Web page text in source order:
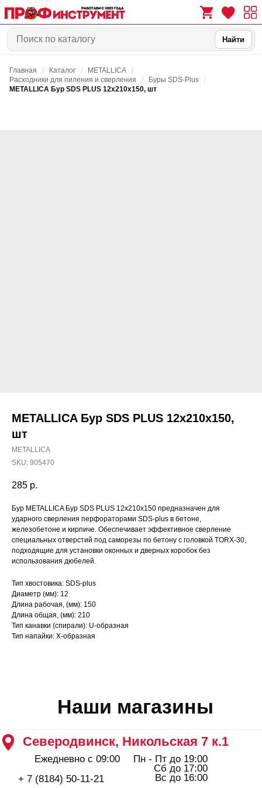
0
Найти
Главная / Каталог / METALLICA
/
Расходники для пиления и сверления
/ Буры SDS-Plus
/
METALLICA Бур SDS PLUS 12х210х150, шт
METALLICA Бур SDS PLUS 12х210х150,
шт
METALLICA
SKU: 905470
285 р.
Бур METALLICA Бур SDS PLUS 12х210х150 предназначен для
ударного сверления перфораторами SDS-plus в бетоне,
железобетоне и кирпиче. Обеспечивает эффективное сверление
специальных отверстий под саморезы по бетону с головкой TORX-30,
подходящие для установки оконных и дверных коробок без
использования дюбелей.
Тип хвостовика: SDS-plus
Диаметр (мм): 12
Длина рабочая, (мм): 150
Длина общая, (мм): 210
Тип канавки (спирали): U-образная
Тип напайки: X-образная
Наши магазины
Архангельск, Урицкого 50 к.1
Северодвинск, Никольская 7 к.1
Ежедневно с 09:00 Пн - Пт до 19:00
Сб до 17:00
Вс до 16:00
Пн - Пт 09:00 - 19:00
Сб - Вс 10:00 - 18:00
Пн - Пт 09:00 - 19:00
Сб - Вс 10:00 - 18:00
+ 7 (8184) 50-11-21
+ 7 (911) 562-83-03